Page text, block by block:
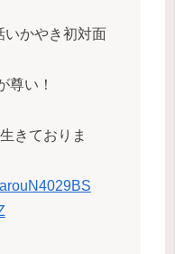
いかやき初対面
尊い！
きておりま